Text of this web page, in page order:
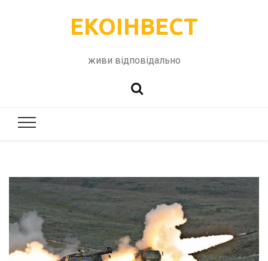
ЕКОІНВЕСТ
живи відповідально